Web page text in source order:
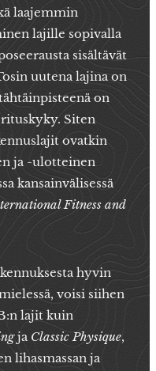
laajemmin
lajille sopivalla
sisältävät
uutena lajina on
on
Siten
ovatkin
ja -ulotteinen
kansainvälisessä
Fitness and
hyvin
voisi siihen
lajit kuin
ja Classic Physique,
lihasmassan ja